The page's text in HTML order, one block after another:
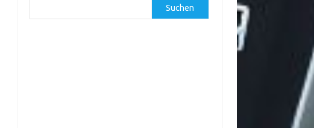
Suchen